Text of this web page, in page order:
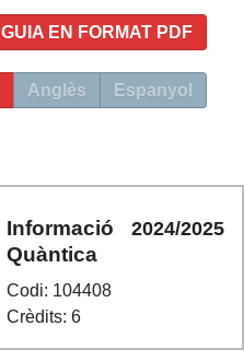
GUIA EN FORMAT PDF
Anglès Espanyol
Informació
Quàntica
Codi: 104408
Crèdits: 6
2024/2025